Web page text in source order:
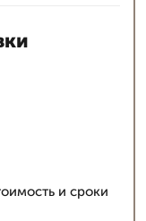
и сроки